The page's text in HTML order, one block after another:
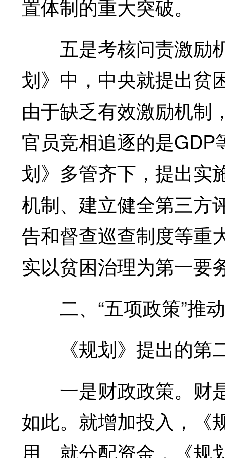
置体制的重大突破。
五是考核问责激励
划》中，中央就提出贫
由于缺乏有效激励机制
官员竞相追逐的是
划》多管齐下，提出实
机制、建立健全第三方
告和督查巡查制度等重
实以贫困治理为第一要
二、“五项政策”推
《规划》提出的第二
一是财政政策。财
如此。就增加投入，《
用。就分配资金，《规